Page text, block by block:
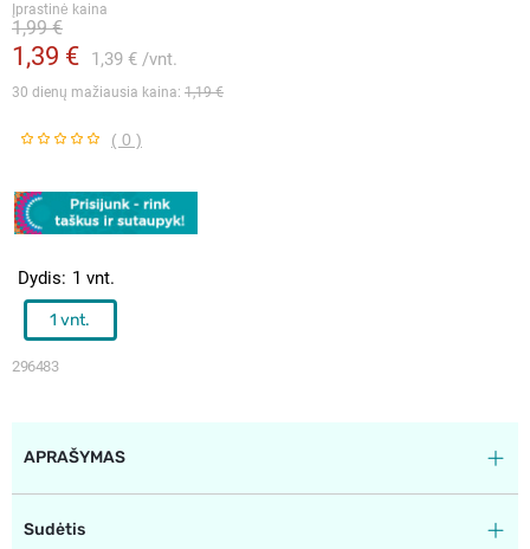
Įprastinė kaina
1,39 € 1,39 € vnt.
1,99 €
30 dienų mažiausia kaina: 1,19 €
( 0 )
296483
Dydis 1 vnt.
1 vnt.
APRAŠYMAS
Sudėtis